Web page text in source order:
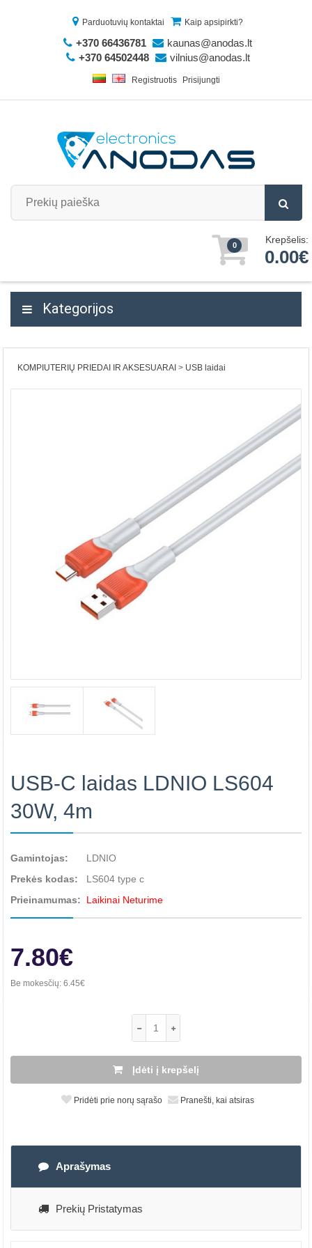
Parduotuvių kontaktai Kaip apsipirkti?
+370 66436781
kaunas@anodas.lt
+370 64502448
vilnius@anodas.lt
Registruotis Prisijungti
0 Krepšelis:
0.00€
Kategorijos
KOMPIUTERIŲ PRIEDAI IR AKSESUARAI USB laidai
USB-C laidas LDNIO LS604
30W, 4m
Gamintojas:
LDNIO
Prekės kodas:
LS604 type c
Prieinamumas:
Laikinai Neturime
7.80€
Be mokesčių: 6.45€
Įdėti į krepšelį
Pridėti prie norų sąrašo Pranešti, kai atsiras
Aprašymas
Prekių Pristatymas